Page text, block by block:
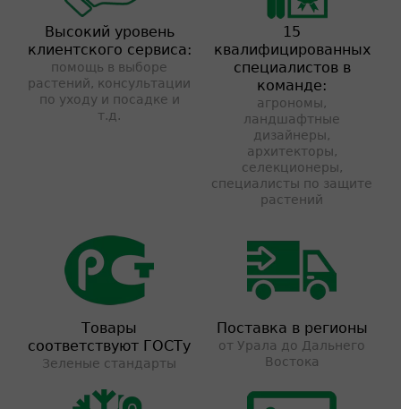
Высокий уровень
клиентского сервиса:
помощь в выборе
растений, консультации
по уходу и посадке и
т.д.
15
квалифицированных
специалистов в
команде:
агрономы,
ландшафтные
дизайнеры,
архитекторы,
селекционеры,
специалисты по защите
растений
Товары
соответствуют ГОСТу
Зеленые стандарты
Поставка в регионы
от Урала до Дальнего
Востока